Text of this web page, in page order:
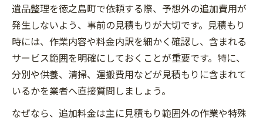
遺品整理を徳之島町で依頼する際、予想外の追加費用が
発生しないよう、事前の見積もりが大切です。見積もり
時には、作業内容や料金内訳を細かく確認し、含まれる
サービス範囲を明確にしておくことが重要です。特に、
分別や供養、清掃、運搬費用などが見積もりに含まれて
いるかを業者へ直接質問しましょう。
なぜなら、追加料金は主に見積もり範囲外の作業や特殊